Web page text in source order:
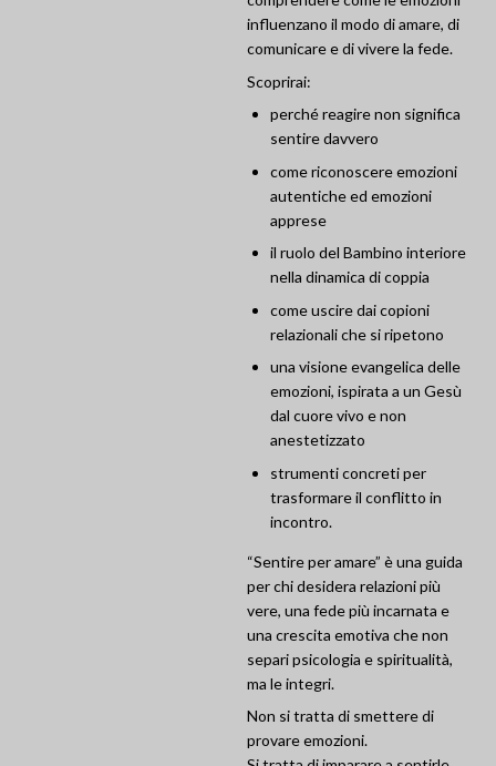
influenzano il modo di amare, di
comunicare e di vivere la fede.
Scoprirai:
perché reagire non significa
sentire davvero
come riconoscere emozioni
autentiche ed emozioni
apprese
il ruolo del Bambino interiore
nella dinamica di coppia
come uscire dai copioni
relazionali che si ripetono
una visione evangelica delle
emozioni, ispirata a un Gesù
dal cuore vivo e non
anestetizzato
strumenti concreti per
trasformare il conflitto in
incontro.
“Sentire per amare” è una guida
per chi desidera relazioni più
vere, una fede più incarnata e
una crescita emotiva che non
separi psicologia e spiritualità,
ma le integri.
Non si tratta di smettere di
provare emozioni.